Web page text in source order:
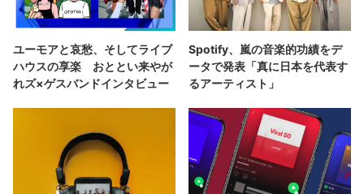
ユーモアと哀愁、そしてライブ
ハウスの享楽 おととい来やが
れズ×ゲスバンドインタビュー
Spotify、嵐の音楽的功績をデ
ータで発表「真に日本を代表す
るアーティスト」